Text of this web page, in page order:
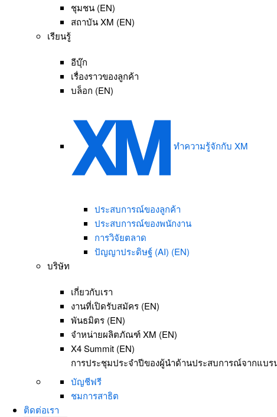
ชุมชน (EN)
สถาบัน XM (EN)
เรียนรู้
อีบุ๊ก
เรื่องราวของลูกค้า
บล็อก (EN)
ทำความรู้จักกับ XM
ประสบการณ์ของลูกค้า
ประสบการณ์ของพนักงาน
การวิจัยตลาด
ปัญญาประดิษฐ์ (AI) (EN)
บริษัท
เกี่ยวกับเรา
งานที่เปิดรับสมัคร (EN)
พันธมิตร (EN)
จำหน่ายผลิตภัณฑ์ XM (EN)
X4 Summit (EN)
การประชุมประจำปีของผู้นำด้านประสบการณ์จากแบ
บัญชีฟรี
ชมการสาธิต
ติดต่อเรา